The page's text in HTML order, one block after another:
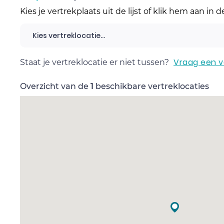
Kies je vertrekplaats uit de lijst of klik hem aan in
Kies vertreklocatie...
Staat je vertreklocatie er niet tussen? Vraag een
Overzicht van de 1 beschikbare vertreklocaties